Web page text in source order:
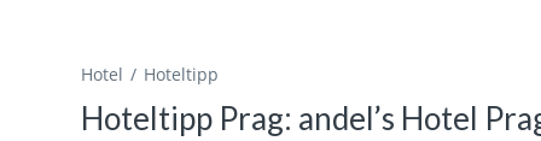
Hotel Hoteltipp
Hoteltipp Prag: andel’s Hotel